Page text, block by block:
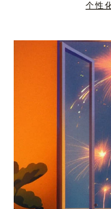
下
击
按
钮
取
消
静
个性